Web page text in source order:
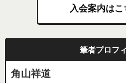
入会案内はこ
筆者プロフ
角山祥道